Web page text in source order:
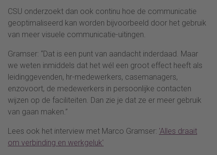
CSU onderzoekt dan ook continu hoe de communicatie
geoptimaliseerd kan worden bijvoorbeeld door het gebruik
van meer visuele communicatie-uitingen.
Gramser: “Dat is een punt van aandacht inderdaad. Maar
we weten inmiddels dat het wél een groot effect heeft als
leidinggevenden, hr-medewerkers, casemanagers,
enzovoort, de medewerkers in persoonlijke contacten
wijzen op de faciliteiten. Dan zie je dat ze er meer gebruik
van gaan maken.”
Lees ook het interview met Marco Gramser: 'Alles draait
om verbinding en werkgeluk'